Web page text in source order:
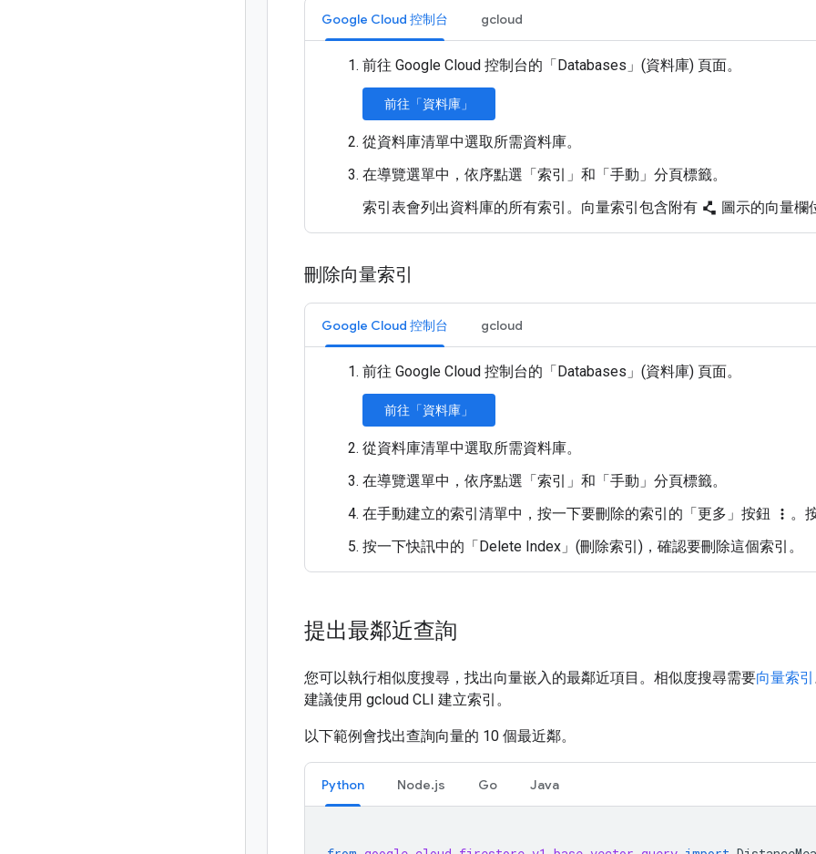
Google Cloud 控制台 gcloud
前往 Google Cloud 控制台的「Databases」(資料庫) 頁面。
前往「資料庫」
從資料庫清單中選取所需資料庫。
在導覽選單中，依序點選「索引」 和「手動」 分頁標籤。
索引表會列出資料庫的所有索引。向量索引包含附有 polyline 圖示的向量欄
刪除向量索引
Google Cloud 控制台 gcloud
前往 Google Cloud 控制台的「Databases」(資料庫) 頁面。
前往「資料庫」
從資料庫清單中選取所需資料庫。
在導覽選單中，依序點選「索引」 和「手動」 分頁標籤。
在手動建立的索引清單中，按一下要刪除的索引的「更多」 按鈕 more_vert 。
按一下快訊中的「Delete Index」(刪除索引) ，確認要刪除這個索引。
提出最鄰近查詢
您可以執行相似度搜尋，找出向量嵌入的最鄰近項目。相似度搜尋需要向量索引
建議使用 gcloud CLI 建立索引。
以下範例會找出查詢向量的 10 個最近鄰。
Python Node.js Go Java